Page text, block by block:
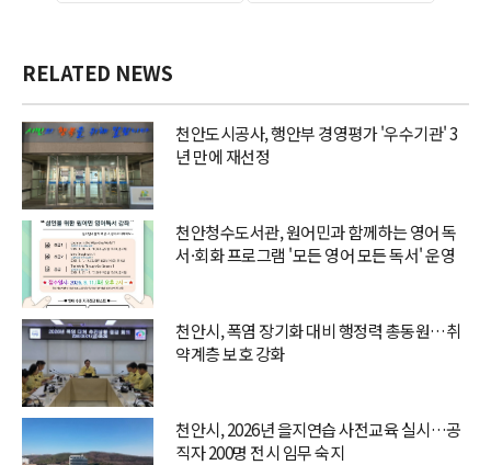
RELATED NEWS
천안도시공사, 행안부 경영평가 '우수기관' 3
년 만에 재선정
천안청수도서관, 원어민과 함께하는 영어 독
서·회화 프로그램 '모든 영어 모든 독서' 운영
천안시, 폭염 장기화 대비 행정력 총동원…취
약계층 보호 강화
천안시, 2026년 을지연습 사전교육 실시…공
직자 200명 전시 임무 숙지